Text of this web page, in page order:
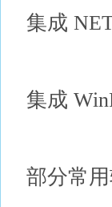
集成
集成
部分常